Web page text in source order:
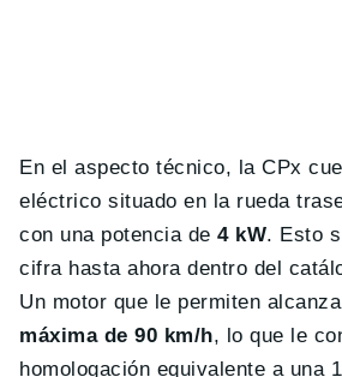
En el aspecto técnico, la CPx
eléctrico situado en la rueda
con una potencia de4 kW. Esto
cifra hasta ahora dentro del
Un motor que le permiten
máxima de 90 km/h, lo que le
homologación equivalente a una